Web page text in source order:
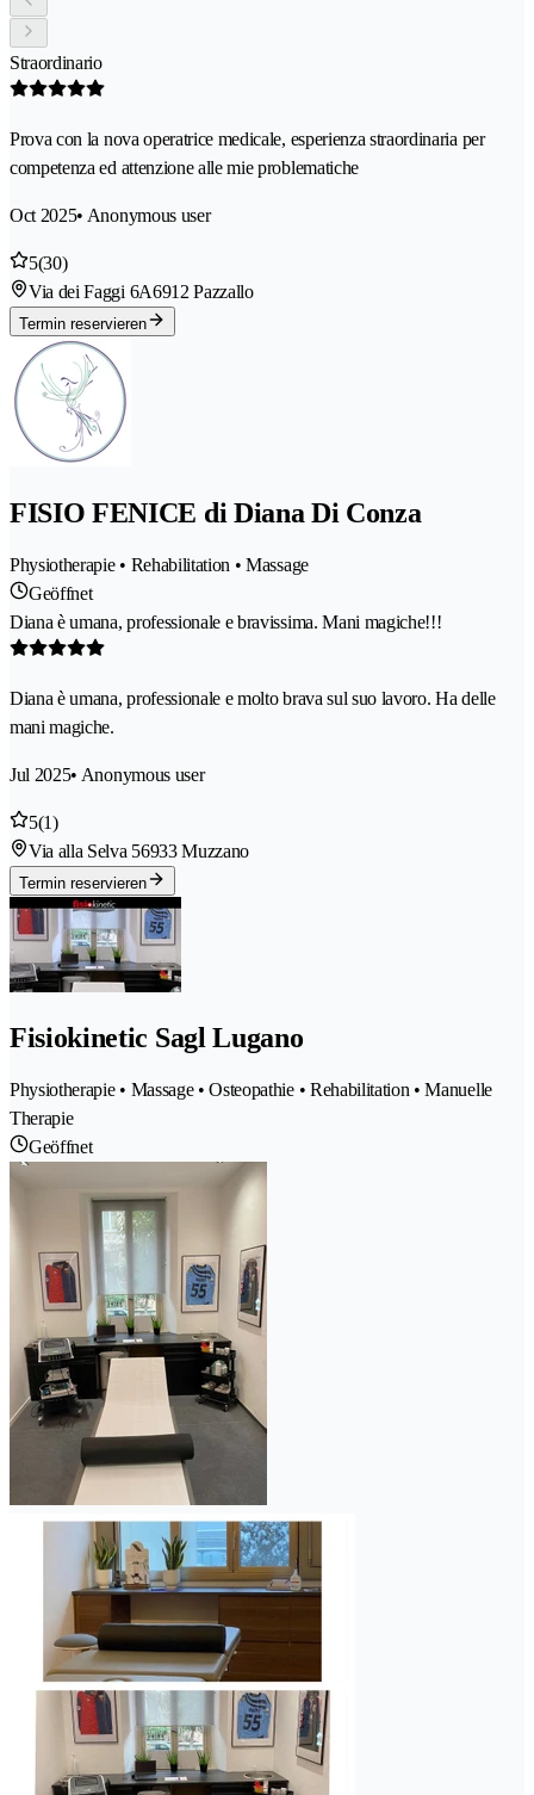
Straordinario
Prova con la nova operatrice medicale, esperienza straordinaria per
competenza ed attenzione alle mie problematiche
Oct 2025• Anonymous user
5(30)
Via dei Faggi 6A6912 Pazzallo
Termin reservieren
FISIO FENICE di Diana Di Conza
Physiotherapie • Rehabilitation • Massage
Geöffnet
Diana è umana, professionale e bravissima. Mani magiche!!!
Diana è umana, professionale e molto brava sul suo lavoro. Ha delle
mani magiche.
Jul 2025• Anonymous user
5(1)
Via alla Selva 56933 Muzzano
Termin reservieren
Fisiokinetic Sagl Lugano
Physiotherapie • Massage • Osteopathie • Rehabilitation • Manuelle
Therapie
Geöffnet